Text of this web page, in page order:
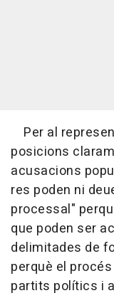
Per al
posicions
acusacions
res poden ni
processal"
que poden ser
delimitades de
perquè el
partits polítics i